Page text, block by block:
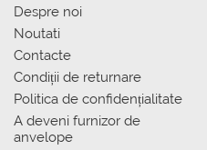
Despre noi
Noutati
Contacte
Condiții de returnare
Politica de confidențialitate
A deveni furnizor de
anvelope